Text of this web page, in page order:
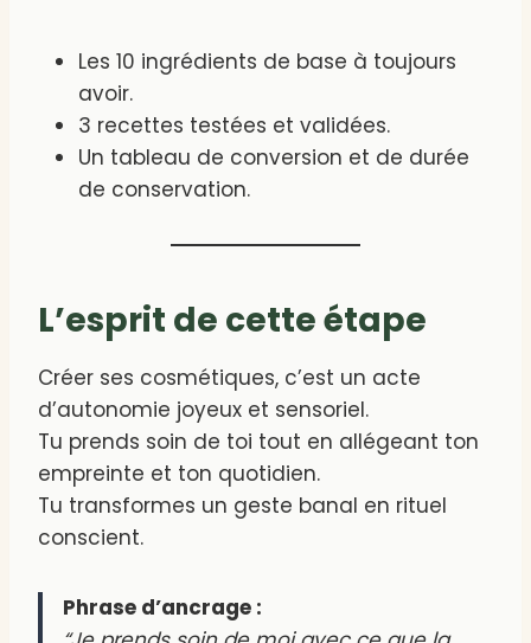
Les 10 ingrédients de base à toujours
avoir.
3 recettes testées et validées.
Un tableau de conversion et de durée
de conservation.
L’esprit de cette étape
Créer ses cosmétiques, c’est un acte
d’autonomie joyeux et sensoriel.
Tu prends soin de toi tout en allégeant ton
empreinte et ton quotidien.
Tu transformes un geste banal en rituel
conscient.
Phrase d’ancrage :